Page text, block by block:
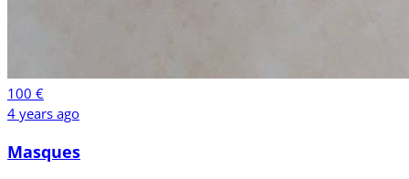
100 €
4 years ago
Masques